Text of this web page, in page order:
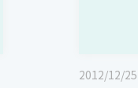
2012/12/25